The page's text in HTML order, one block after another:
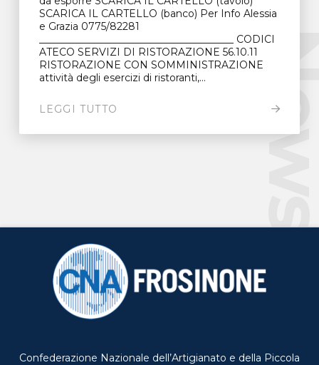
SCARICA IL CARTELLO (banco) Per Info Alessia
e Grazia 0775/82281
_______________________________________ CODICI
ATECO SERVIZI DI RISTORAZIONE 56.10.11
RISTORAZIONE CON SOMMINISTRAZIONE
attività degli esercizi di ristoranti,...
LEGGI TUTTO
Confederazione Nazionale dell’Artigianato e della Piccola